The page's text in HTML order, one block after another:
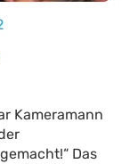
Kameramann
Das